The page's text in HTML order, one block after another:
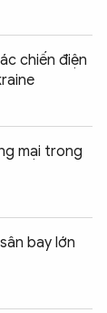
chiến điện
mại trong
bay lớn